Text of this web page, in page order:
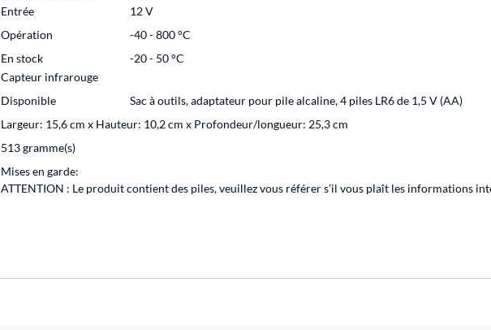
Entrée
12 V
Opération
-40 - 800 °C
En stock
-20 - 50 °C
Capteur infrarouge
Disponible
Sac à outils, adaptateur pour pile alcaline, 4 piles LR6 de 1,5 V (AA)
Largeur: 15,6 cm x Hauteur: 10,2 cm x Profondeur/longueur: 25,3 cm
513 gramme(s)
Mises en garde:
ATTENTION : Le produit contient des piles, veuillez vous référer s’il vous plaît les informations